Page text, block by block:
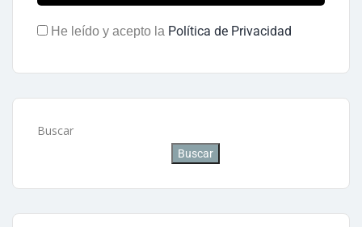
He leído y acepto la Política de Privacidad
Buscar
Buscar